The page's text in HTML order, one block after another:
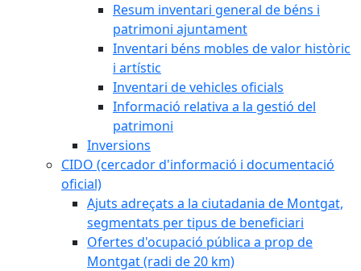
Resum inventari general de béns i
patrimoni ajuntament
Inventari béns mobles de valor històric
i artístic
Inventari de vehicles oficials
Informació relativa a la gestió del
patrimoni
Inversions
CIDO (cercador d'informació i documentació
oficial)
Ajuts adreçats a la ciutadania de Montgat,
segmentats per tipus de beneficiari
Ofertes d'ocupació pública a prop de
Montgat (radi de 20 km)